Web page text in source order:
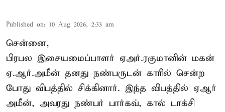
Published on: 10 Aug 2026, 2:33 am
சென்னை,
பிரபல இசையமைப்பாளர் ஏஅர்.ரகுமானின் மகன்
ஏ.ஆர்.அமீன் தனது நண்பருடன் காரில் சென்ற
போது விபத்தில் சிக்கினார். இந்த விபத்தில் ஏஆர்
அமீன், அவரது நண்பர் பார்கவ், கால் டாக்சி